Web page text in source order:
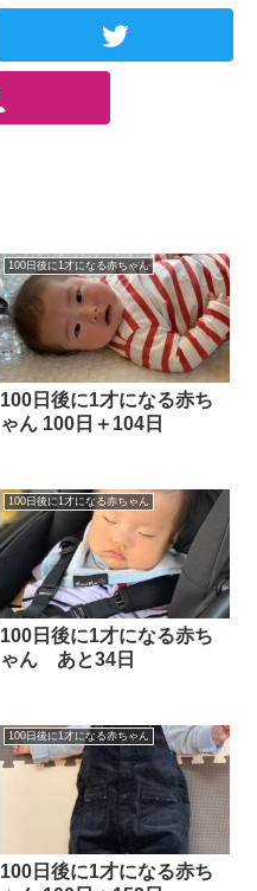
100日後に1才になる赤ちゃん
100日後に1才になる赤ち
ゃん 100日＋104日
100日後に1才になる赤ちゃん
100日後に1才になる赤ち
ゃん あと34日
100日後に1才になる赤ちゃん
100日後に1才になる赤ち